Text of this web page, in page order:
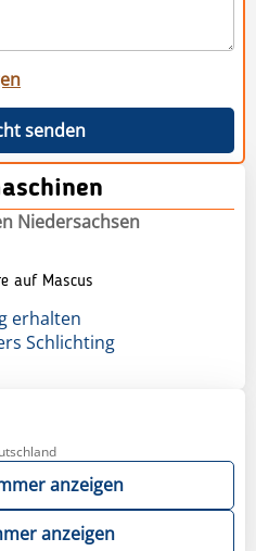
senden
Niedersachsen
auf Mascus
erhalten
Schlichting
anzeigen
anzeigen